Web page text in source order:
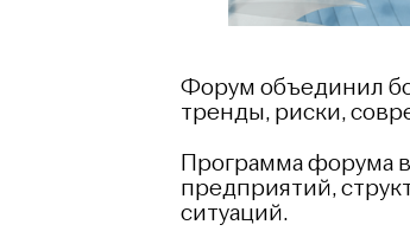
Форум объединил
тренды, риски,
Программа форума
предприятий,
ситуаций.